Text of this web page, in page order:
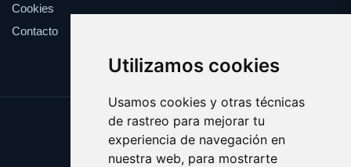
Utilizamos cookies
Usamos cookies y otras técnicas
de rastreo para mejorar tu
experiencia de navegación en
nuestra web, para mostrarte
Cookies
Contacto
Update cookies preferences
Copyright © 2025 frito.es